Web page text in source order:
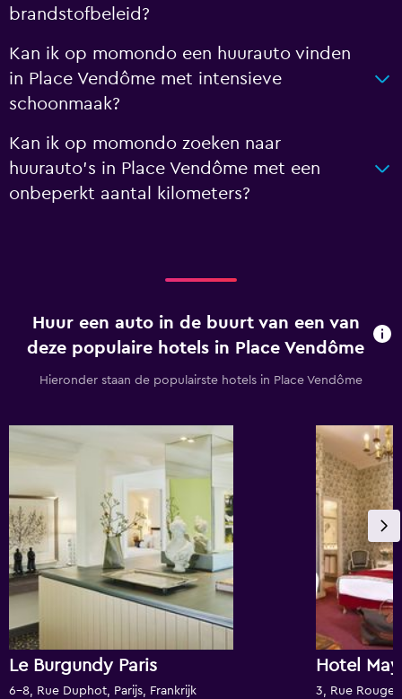
brandstofbeleid?
Kan ik op momondo een huurauto vinden
in Place Vendôme met intensieve
schoonmaak?
Kan ik op momondo zoeken naar
huurauto's in Place Vendôme met een
onbeperkt aantal kilometers?
Huur een auto in de buurt van een van
deze populaire hotels in Place Vendôme
Hieronder staan de populairste hotels in Place Vendôme
Le Burgundy Paris
6-8, Rue Duphot, Parijs, Frankrijk
Hotel
3, Rue Rouget